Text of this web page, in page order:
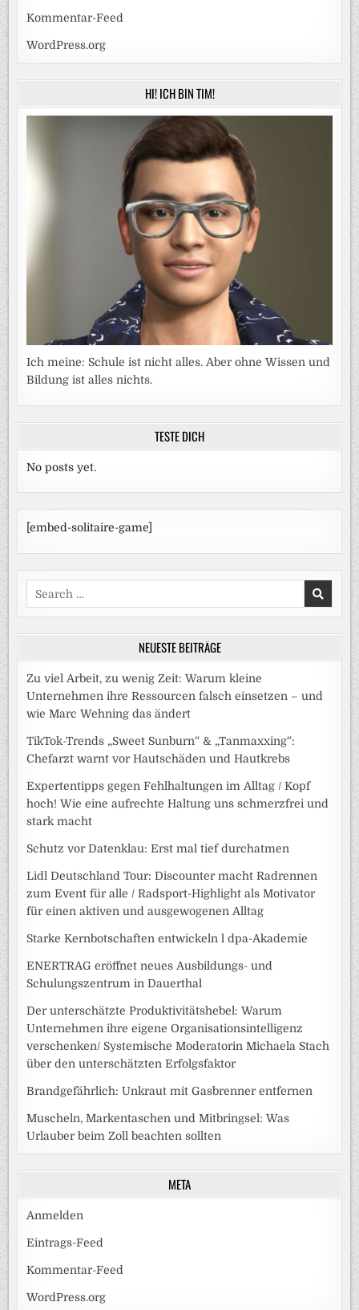
Kommentar-Feed
WordPress.org
HI! ICH BIN TIM!
Ich meine: Schule ist nicht alles. Aber ohne Wissen und
Bildung ist alles nichts.
TESTE DICH
No posts yet.
[embed-solitaire-game]
Search
for:
NEUESTE BEITRÄGE
Zu viel Arbeit, zu wenig Zeit: Warum kleine
Unternehmen ihre Ressourcen falsch einsetzen – und
wie Marc Wehning das ändert
TikTok-Trends „Sweet Sunburn“ & „Tanmaxxing“:
Chefarzt warnt vor Hautschäden und Hautkrebs
Expertentipps gegen Fehlhaltungen im Alltag / Kopf
hoch! Wie eine aufrechte Haltung uns schmerzfrei und
stark macht
Schutz vor Datenklau: Erst mal tief durchatmen
Lidl Deutschland Tour: Discounter macht Radrennen
zum Event für alle / Radsport-Highlight als Motivator
für einen aktiven und ausgewogenen Alltag
Starke Kernbotschaften entwickeln l dpa-Akademie
ENERTRAG eröffnet neues Ausbildungs- und
Schulungszentrum in Dauerthal
Der unterschätzte Produktivitätshebel: Warum
Unternehmen ihre eigene Organisationsintelligenz
verschenken/ Systemische Moderatorin Michaela Stach
über den unterschätzten Erfolgsfaktor
Brandgefährlich: Unkraut mit Gasbrenner entfernen
Muscheln, Markentaschen und Mitbringsel: Was
Urlauber beim Zoll beachten sollten
META
Anmelden
Eintrags-Feed
Kommentar-Feed
WordPress.org